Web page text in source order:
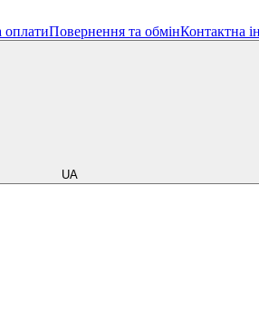
оплатиПовернення та обмінКонтактна
UA